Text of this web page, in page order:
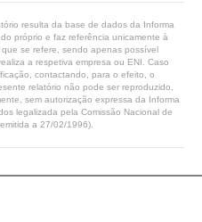
resulta da base de dados da Informa
próprio e faz referência unicamente à
se refere, sendo apenas possível
a respetiva empresa ou ENI. Caso
contactando, para o efeito, o
relatório não pode ser reproduzido,
sem autorização expressa da Informa
legalizada pela Comissão Nacional de
a 27/02/1996).